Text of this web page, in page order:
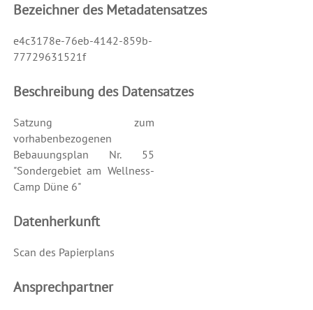
Bezeichner des Metadatensatzes
e4c3178e-76eb-4142-859b-
77729631521f
Beschreibung des Datensatzes
Satzung zum
vorhabenbezogenen
Bebauungsplan Nr. 55
"Sondergebiet am Wellness-
Camp Düne 6"
Datenherkunft
Scan des Papierplans
Ansprechpartner